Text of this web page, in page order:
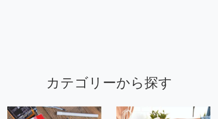
カテゴリーから探す